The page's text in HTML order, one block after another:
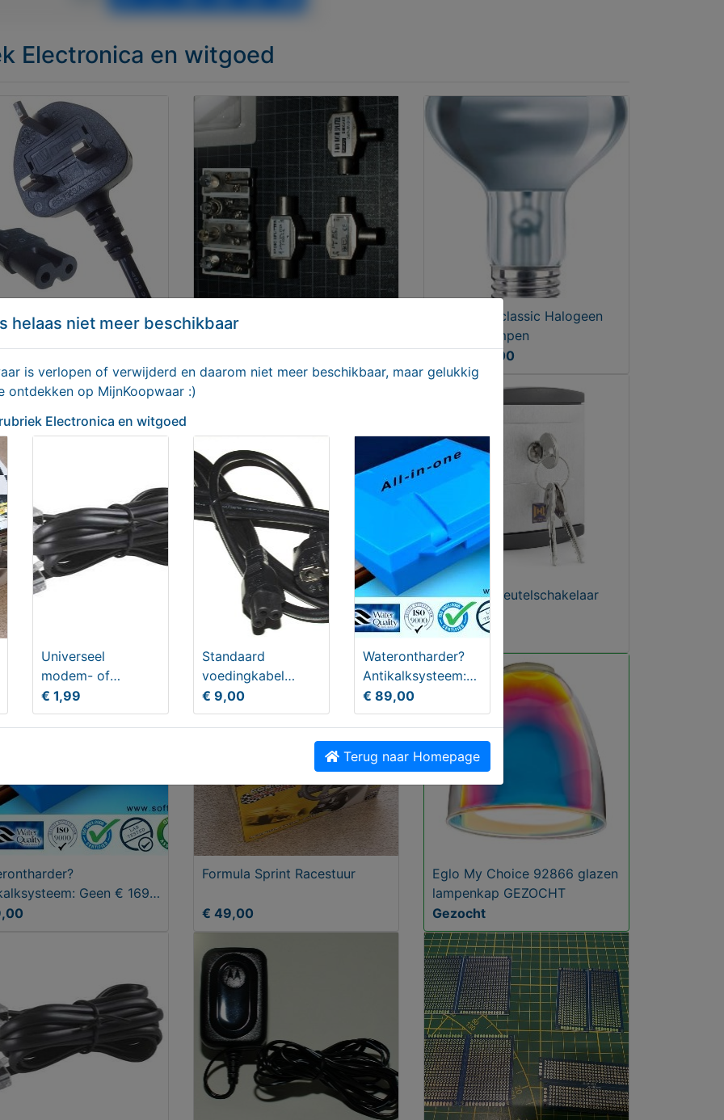
Electronica en witgoed
UK stekker netsnoer
Coaxiale kabels, splitters en
Philips Ecoclassic Halogeen
reflectorlampen
Vanaf € 6,00
Extreme Joystick (2
Adereindhulsen Hörmann Sleutelschakelaar
€ 35,00
Geen € 169
nu va € 89
Formula Sprint Racestuur
€ 49,00
Eglo My Choice 92866 glazen
lampenkap GEZOCHT
Gezocht
helaas niet meer beschikbaar
is verlopen of verwijderd en daarom niet meer beschikbaar, maar gelukkig
ontdekken op MijnKoopwaar :)
Electronica en witgoed
Universeel
modem- of
telefoonsnoer
€ 1,99
Standaard
voedingkabel
zwart
€ 9,00
Waterontharder?
Antikalksysteem:
Geen € 169 € 139
nu va € 89
€ 89,00
Terug naar Homepage